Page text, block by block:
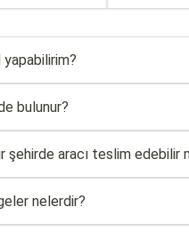
yapabilirim?
bulunur?
şehirde aracı teslim edebilir
nelerdir?